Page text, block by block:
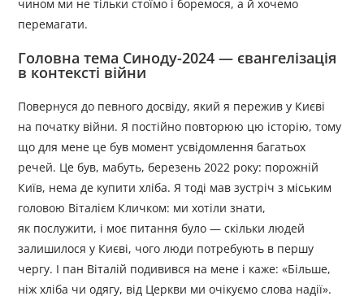
чином ми не тільки стоїмо і боремося, а й хочемо
перемагати.
Головна тема Синоду-2024 — євангелізація
в контексті війни
Повернуся до певного досвіду, який я пережив у Києві
на початку війни. Я постійно повторюю цю історію, тому
що для мене це був момент усвідомлення багатьох
речей. Це був, мабуть, березень 2022 року: порожній
Київ, нема де купити хліба. Я тоді мав зустріч з міським
головою Віталієм Кличком: ми хотіли знати,
як послужити, і моє питання було — скільки людей
залишилося у Києві, чого люди потребують в першу
чергу. І пан Віталій подивився на мене і каже: «Більше,
ніж хліба чи одягу, від Церкви ми очікуємо слова надії».